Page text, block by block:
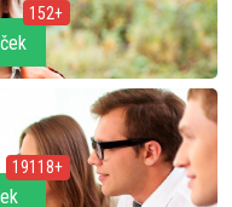
152+
19118+